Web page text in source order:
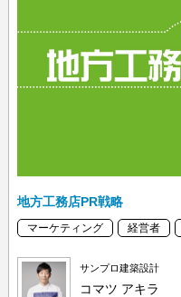
地方工務店PR戦略
マーケティング 経営者
サンプロ建築設計
コマツ アキラ